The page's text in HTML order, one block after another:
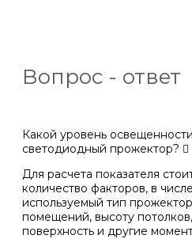
Вопрос - ответ
Какой уровень
светодиодный прожектор?
Для расчета показателя
количество факторов, в
используемый тип
помещений, высоту
поверхность и другие